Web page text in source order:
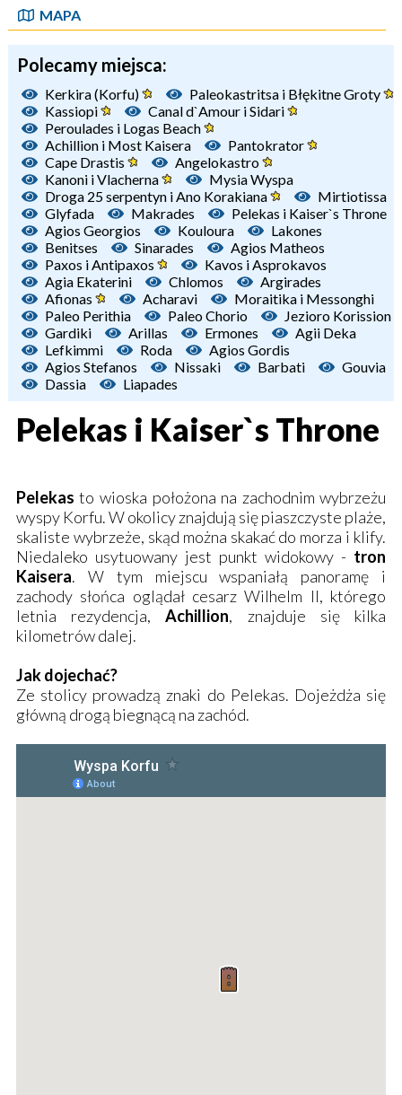
MAPA
Polecamy miejsca:
Kerkira (Korfu)
Paleokastritsa i Błękitne Groty
Kassiopi
Canal d`Amour i Sidari
Peroulades i Logas Beach
Achillion i Most Kaisera
Pantokrator
Cape Drastis
Angelokastro
Kanoni i Vlacherna
Mysia Wyspa
Droga 25 serpentyn i Ano Korakiana
Mirtiotissa
Glyfada
Makrades
Pelekas i Kaiser`s Throne
Agios Georgios
Kouloura
Lakones
Benitses
Sinarades
Agios Matheos
Paxos i Antipaxos
Kavos i Asprokavos
Agia Ekaterini
Chlomos
Argirades
Afionas
Acharavi
Moraitika i Messonghi
Paleo Perithia
Paleo Chorio
Jezioro Korission
Gardiki
Arillas Ermones
Agii Deka
Lefkimmi
Roda
Agios Gordis
Agios Stefanos
Nissaki Barbati
Gouvia
Dassia
Liapades
Pelekas i Kaiser`s Throne
Pelekas to wioska położona na zachodnim wybrzeżu
wyspy Korfu. W okolicy znajdują się piaszczyste plaże,
skaliste wybrzeże, skąd można skakać do morza i klify.
Niedaleko usytuowany jest punkt widokowy - tron
Kaisera. W tym miejscu wspaniałą panoramę i
zachody słońca oglądał cesarz Wilhelm II, którego
letnia rezydencja,Achillion, znajduje się kilka
kilometrów dalej.
Jak dojechać?
Ze stolicy prowadzą znaki do Pelekas. Dojeżdża się
główną drogą biegnącą na zachód.